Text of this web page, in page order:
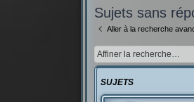
Sujets sans
Aller à la recherche
SUJETS